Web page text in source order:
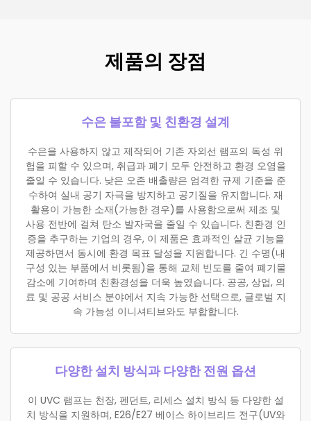
제품의 장점
수은 불포함 및 친환경 설계
수은을 사용하지 않고 제작되어 기존 자외선 램프의 독성 위
험을 피할 수 있으며, 취급과 폐기 모두 안전하고 환경 오염을
줄일 수 있습니다. 낮은 오존 배출량은 엄격한 규제 기준을 준
수하여 실내 공기 자극을 방지하고 공기질을 유지합니다. 재
활용이 가능한 소재(가능한 경우)를 사용함으로써 제조 및
사용 전반에 걸쳐 탄소 발자국을 줄일 수 있습니다. 친환경 인
증을 추구하는 기업의 경우, 이 제품은 효과적인 살균 기능을
제공하면서 동시에 환경 목표 달성을 지원합니다. 긴 수명(내
구성 있는 부품에서 비롯됨)을 통해 교체 빈도를 줄여 폐기물
감소에 기여하며 친환경성을 더욱 높였습니다. 공공, 상업, 의
료 및 공공 서비스 분야에서 지속 가능한 선택으로, 글로벌 지
속 가능성 이니셔티브와도 부합합니다.
다양한 설치 방식과 다양한 전원 옵션
이 UVC 램프는 천장, 펜던트, 리세스 설치 방식 등 다양한 설
치 방식을 지원하며, E26/E27 베이스 하이브리드 전구(UV와